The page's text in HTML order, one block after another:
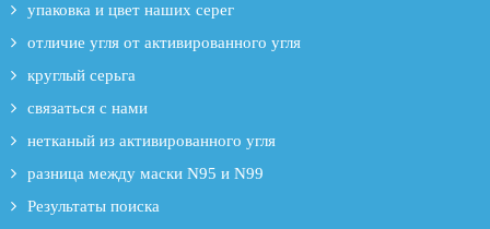
упаковка и цвет наших серег
отличие угля от активированного угля
круглый серьга
связаться с нами
нетканый из активированного угля
разница между маски N95 и N99
Результаты поиска